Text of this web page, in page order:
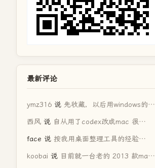
最新评论
ymz316 说 先收藏，以后用windows的…
西风 说 自从用了codex改成mac 很…
face 说 按我用桌面整理工具的经验…
koobai 说 目前就一台老的 2013 款ma…